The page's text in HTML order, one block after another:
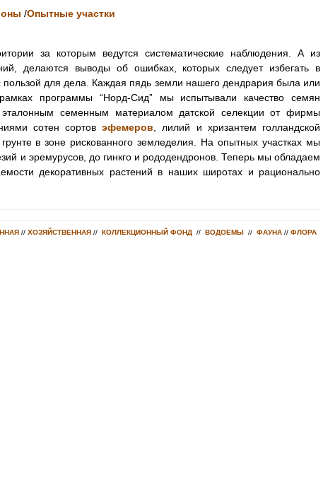
/Опытные участки
за которым ведутся систематические наблюдения. А из
делаются выводы об ошибках, которых следует избегать в
для дела. Каждая пядь земли нашего дендрария была или
программы “Норд-Сид” мы испытывали качество семян
семенным материалом датской селекции от фирмы
сотен сортовэфемеров , лилий и хризантем голландской
в зоне рискованного земледелия. На опытных участках мы
и эремурусов, до гинкго и рододендронов. Теперь мы обладаем
декоративных растений в наших широтах и рационально
// ХОЗЯЙСТВЕННАЯ // КОЛЛЕКЦИОННЫЙ ФОНД // ВОДОЕМЫ // ФАУНА // ФЛОРА